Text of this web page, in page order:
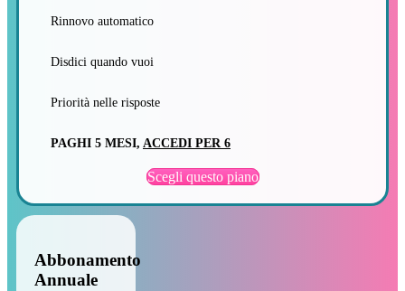
Rinnovo automatico
Disdici quando vuoi
Priorità nelle risposte
PAGHI 5 MESI, ACCEDI PER 6
Scegli questo piano
Abbonamento
Annuale